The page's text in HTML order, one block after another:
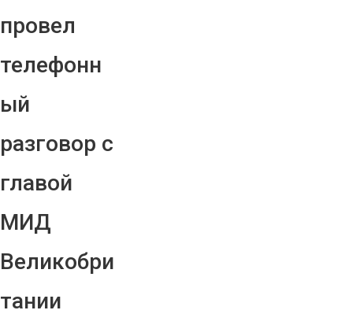
провел
телефонн
ый
разговор с
главой
МИД
Великобри
тании